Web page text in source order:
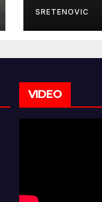
SRETENOVIC
VIDEO